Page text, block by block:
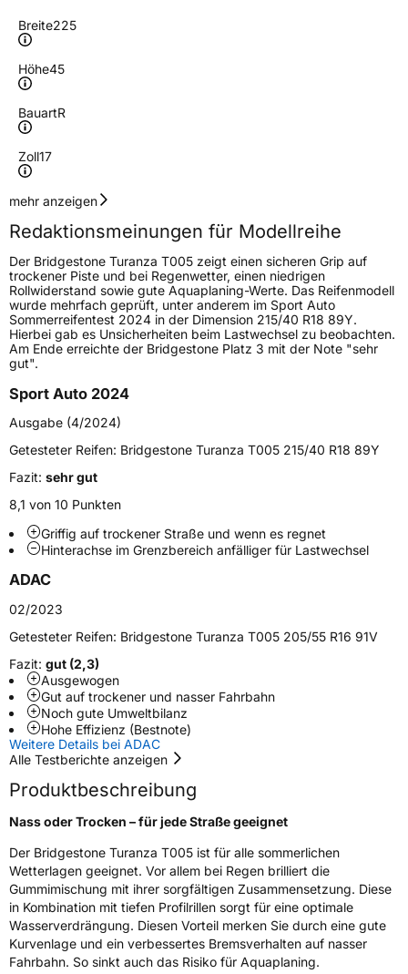
Breite225
Höhe45
BauartR
Zoll17
Geschwindigkeitsindex
Höchstgeschwindigkeit
300 km/h
Lastindex91
Höchstlast615 kg
Gewicht (in kg)8,915 kg
FahrzeugtypPKW
VerwendungSommerreifen
Modellname
Turanza T005
Fahrzeugart
PKW & SUV
Weitere Eigenschaften
Schlauchtyp
ZustandNeureifen
EU Label
EffizienzB
NasshaftungA
Rollgeräusch (dB)71
FahrzeugklasseC1
3PMSF / Schneeflockensymbol / Alpine-SymbolNein
EisgripNein
mehr anzeigen
Redaktionsmeinungen für Modellreihe
Der Bridgestone Turanza T005 zeigt einen sicheren Grip auf
trockener Piste und bei Regenwetter, einen niedrigen
Rollwiderstand sowie gute Aquaplaning-Werte. Das Reifenmodell
wurde mehrfach geprüft, unter anderem im Sport Auto
Sommerreifentest 2024 in der Dimension 215/40 R18 89Y.
Hierbei gab es Unsicherheiten beim Lastwechsel zu beobachten.
Am Ende erreichte der Bridgestone Platz 3 mit der Note "sehr
gut".
Sport Auto 2024
Ausgabe (4/2024)
Getesteter Reifen: Bridgestone Turanza T005 215/40 R18 89Y
Fazit: sehr gut
8,1 von 10 Punkten
Griffig auf trockener Straße und wenn es regnet
Hinterachse im Grenzbereich anfälliger für Lastwechsel
ADAC
02/2023
Getesteter Reifen: Bridgestone Turanza T005 205/55 R16 91V
Fazit: gut (2,3)
Ausgewogen
Gut auf trockener und nasser Fahrbahn
Noch gute Umweltbilanz
Hohe Effizienz (Bestnote)
Weitere Details bei ADAC
Alle Testberichte anzeigen
Produktbeschreibung
Nass oder Trocken – für jede Straße geeignet
Der Bridgestone Turanza T005 ist für alle sommerlichen
Wetterlagen geeignet. Vor allem bei Regen brilliert die
Gummimischung mit ihrer sorgfältigen Zusammensetzung. Diese
in Kombination mit tiefen Profilrillen sorgt für eine optimale
Wasserverdrängung. Diesen Vorteil merken Sie durch eine gute
Kurvenlage und ein verbessertes Bremsverhalten auf nasser
Fahrbahn. So sinkt auch das Risiko für Aquaplaning.